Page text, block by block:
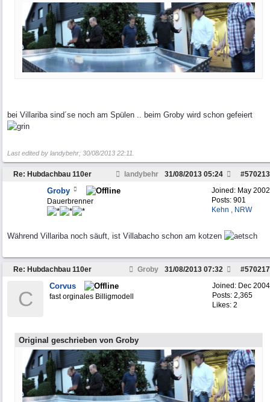
bei Villariba sind´se noch am Spülen .. beim Groby wird schon gefeiert
Last edited by landybehr; 30/08/2013 22:11
Re: Hubdachbau 110er landybehr #570213
31/08/2013 05:24
Joined: May 2002
Posts: 901
Kehn , NRW
Groby
Dauerbrenner
Während Villariba noch säuft, ist Villabacho schon am kotzen
Re: Hubdachbau 110er Groby #570217
31/08/2013 07:32
Joined: Dec 2004
Posts: 2,365
Likes: 2
C
Corvus
fast orginales Billigmodell
Original geschrieben von Groby